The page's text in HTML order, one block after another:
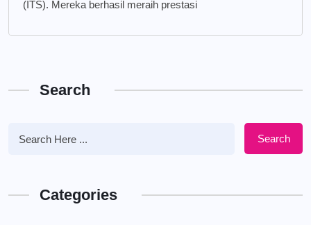
(ITS). Mereka berhasil meraih prestasi
Search
Search
Categories